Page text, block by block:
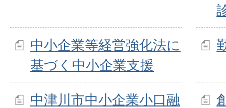
中小企業等経営強化法に
基づく中小企業支援
中津川市中小企業小口融